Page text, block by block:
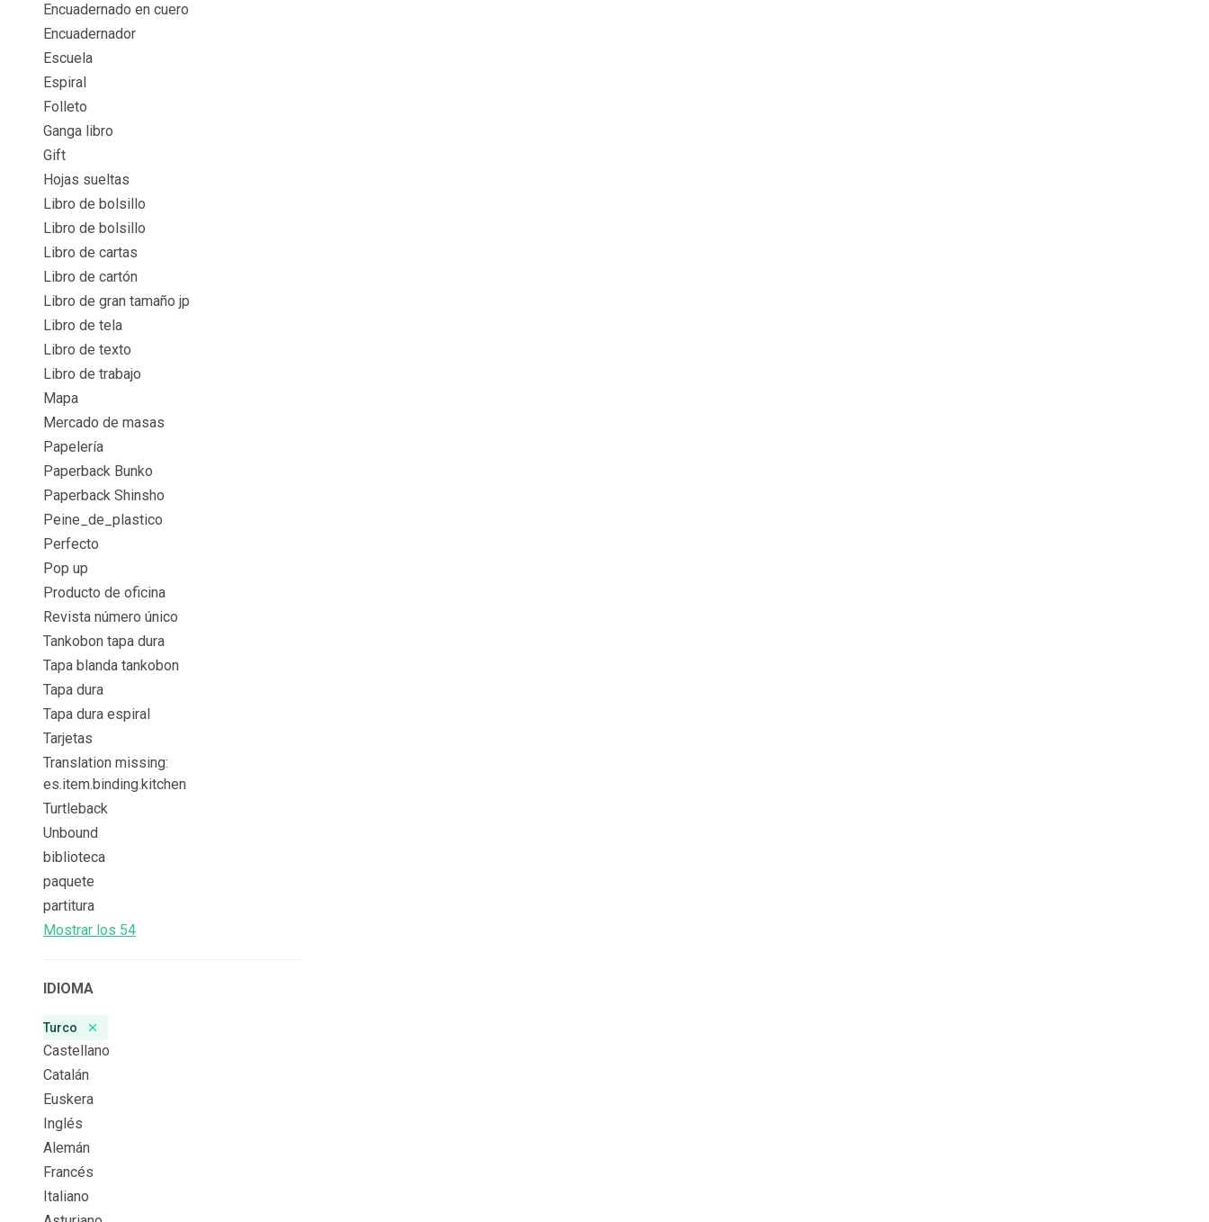
Encuadernado en cuero
Encuadernador
Escuela
Espiral
Folleto
Ganga libro
Gift
Hojas sueltas
Libro de bolsillo
Libro de bolsillo
Libro de cartas
Libro de cartón
Libro de gran tamaño jp
Libro de tela
Libro de texto
Libro de trabajo
Mapa
Mercado de masas
Papelería
Paperback Bunko
Paperback Shinsho
Peine_de_plastico
Perfecto
Pop up
Producto de oficina
Revista número único
Tankobon tapa dura
Tapa blanda tankobon
Tapa dura
Tapa dura espiral
Tarjetas
Translation missing:
es.item.binding.kitchen
Turtleback
Unbound
biblioteca
paquete
partitura
Mostrar los 54
IDIOMA
Turco
Remove badge
Castellano
Catalán
Euskera
Inglés
Alemán
Francés
Italiano